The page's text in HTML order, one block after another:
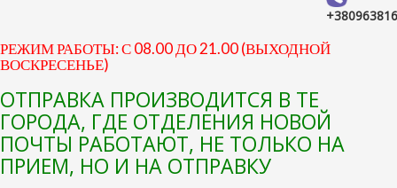
РЕЖИМ РАБОТЫ: С 08.00 ДО 21.00 (ВЫХОДНОЙ
ВОСКРЕСЕНЬЕ)
ОТПРАВКА ПРОИЗВОДИТСЯ В ТЕ
ГОРОДА, ГДЕ ОТДЕЛЕНИЯ НОВОЙ
ПОЧТЫ РАБОТАЮТ, НЕ ТОЛЬКО НА
ПРИЕМ, НО И НА ОТПРАВКУ